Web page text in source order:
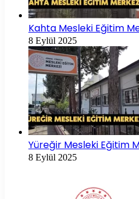
Kahta Mesleki Eğitim
8 Eylül 2025
Yüreğir Mesleki Eğitim
8 Eylül 2025